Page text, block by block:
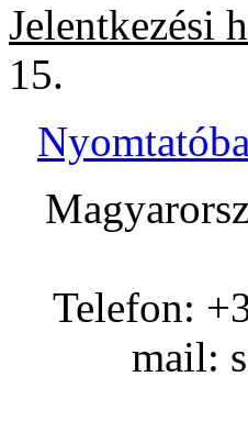
Jelentkezési
15.
Telefon:
mail: